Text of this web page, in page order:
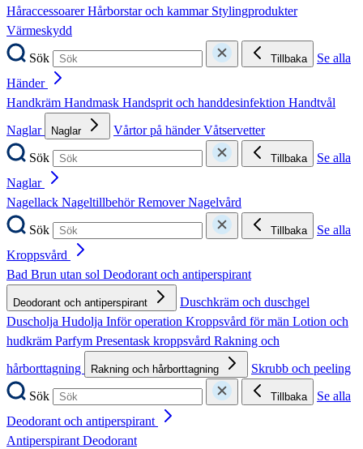
HåraccessoarerHårborstar och kammar Stylingprodukter
Värmeskydd
Sök
Tillbaka
Se alla
Händer
Handkräm Handmask Handsprit och handdesinfektion Handtvål
Naglar
Naglar Vårtor på händerVåtservetter
Sök
Tillbaka
Se alla
Naglar
Nagellack NageltillbehörRemoverNagelvård
Sök
Tillbaka
Se alla
Kroppsvård
Bad Brun utan sol Deodorant och antiperspirant
Deodorant och antiperspirant
Duschkräm och duschgel
Duscholja Hudolja Inför operation Kroppsvård för män Lotion och
hudkräm Parfym Presentask kroppsvård Rakning och
hårborttagning
Rakning och hårborttagning
Skrubb och peeling
Sök
Tillbaka
Se alla
Deodorant och antiperspirant
AntiperspirantDeodorant